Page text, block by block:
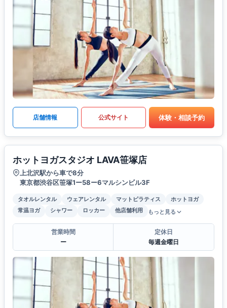
店舗情報 公式サイト 体験・相談予約
ホットヨガスタジオ LAVA笹塚店
上北沢駅から車で8分
東京都渋谷区笹塚1ー58ー6マルシンビル3F
タオルレンタル ウェアレンタル マットピラティス
ホットヨガ
常温ヨガ
シャワー ロッカー 他店舗利用 もっと見る
営業時間
ー
定休日
毎週金曜日